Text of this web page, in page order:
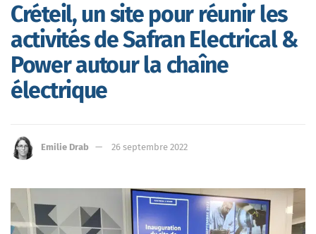
Créteil, un site pour réunir les
activités de Safran Electrical &
Power autour la chaîne
électrique
Emilie Drab 26 septembre 2022